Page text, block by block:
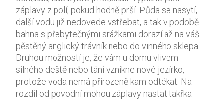
záplavy z polí, pokud hodně prší. Půda se nasytí,
další vodu již nedovede vstřebat, a tak v podobě
bahna s přebytečnými srážkami dorazí až na váš
pěstěný anglický trávník nebo do vinného sklepa.
Druhou možností je, že vám u domu vlivem
silného deště nebo tání vznikne nové jezírko,
protože voda nemá přirozeně kam odtékat. Na
rozdíl od povodní mohou záplavy nastat takřka
stránek
na
základě
toho, jak
se
webové
stránky
používají.